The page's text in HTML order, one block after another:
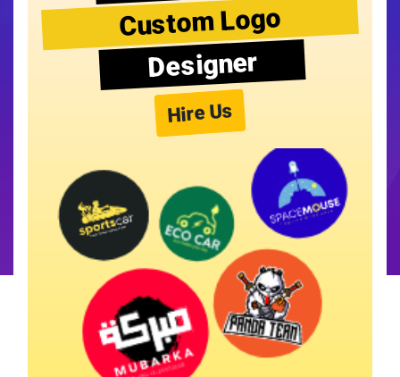
Custom Logo
Designer
Hire Us